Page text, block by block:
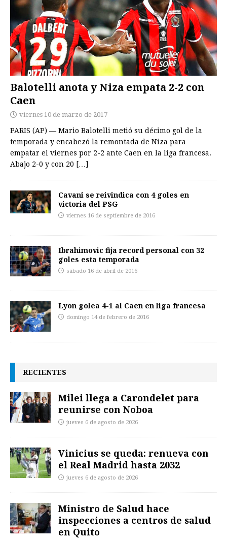
Balotelli anota y Niza empata 2-2 con
Caen
viernes 10 de marzo de 2017
PARIS (AP) — Mario Balotelli metió su décimo gol de la
temporada y encabezó la remontada de Niza para
empatar el viernes por 2-2 ante Caen en la liga francesa.
Abajo 2-0 y con 20 […]
Cavani se reivindica con 4 goles en
victoria del PSG
viernes 16 de septiembre de 2016
Ibrahimovic fija record personal con 32
goles esta temporada
sábado 16 de abril de 2016
Lyon golea 4-1 al Caen en liga francesa
domingo 14 de febrero de 2016
RECIENTES
Milei llega a Carondelet para
reunirse con Noboa
jueves 6 de agosto de 2026
Vinicius se queda: renueva con
el Real Madrid hasta 2032
jueves 6 de agosto de 2026
Ministro de Salud hace
inspecciones a centros de salud
en Quito